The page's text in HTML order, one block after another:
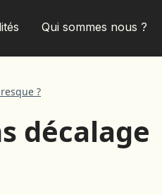
Qui sommes nous ?
?
décalage